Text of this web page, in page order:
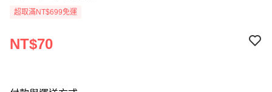
超取滿NT$699免運
NT$70